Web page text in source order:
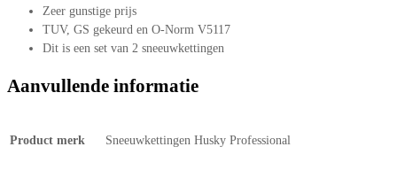
Zeer gunstige prijs
TUV, GS gekeurd en O-Norm V5117
Dit is een set van 2 sneeuwkettingen
Aanvullende informatie
Product merk Sneeuwkettingen Husky Professional